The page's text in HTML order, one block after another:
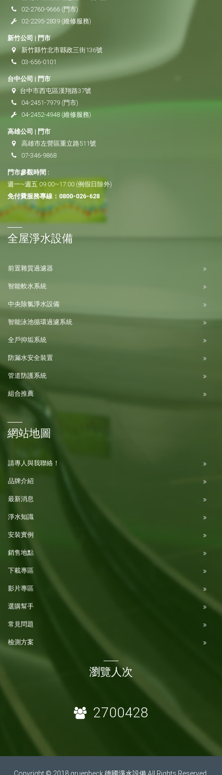
02-2760-9666 (門市)
02-2295-2839 (維修服務)
新竹公司 | 門市
新竹縣竹北市縣政三街136號
03-656-0101
台中公司 | 門市
台中市西屯區漢翔路37號
04-2451-7979 (門市)
04-2452-4948 (維修服務)
高雄公司 | 門市
高雄市左營區重立路511號
07-346-9868
門市參觀時間 :
週一~週五 09:00~17:00 (例假日除外)
免付費服務專線： 0800-026-628
全屋淨水設備
前置雜質過濾器
智能軟水系統
中央除氯淨水設備
智能泳池循環過濾系統
全戶抑垢系統
防漏水安全裝置
管道防護系統
組合推薦
網站地圖
請專人與我聯絡！
品牌介紹
最新消息
淨水知識
安裝實例
銷售地點
下載專區
影片專區
選購幫手
常見問題
檢測方案
瀏覽人次
2700428